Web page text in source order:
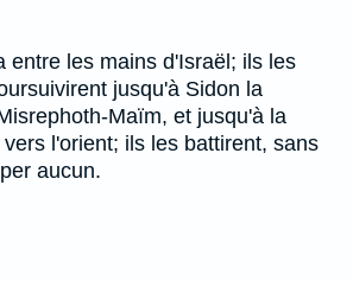
entre les mains d'Israël; ils les
jusqu'à Sidon la
Maïm, et jusqu'à la
l'orient; ils les battirent, sans
aucun.